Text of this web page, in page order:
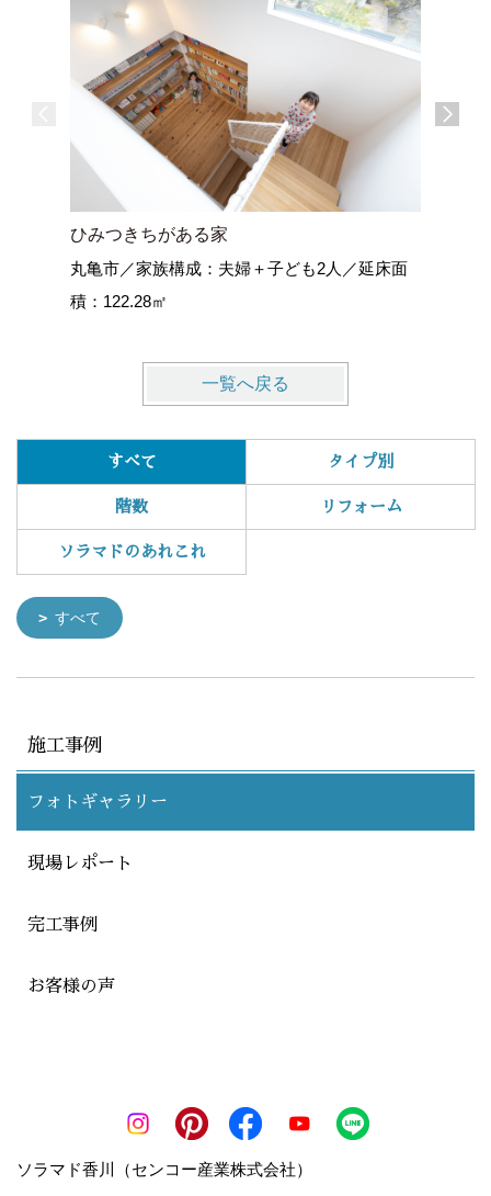
ひみつきちがある家
丸亀市／家族構成：夫婦＋子ども2人／延床面
積：122.28㎡
一覧へ戻る
すべて タイプ別
階数 リフォーム
ソラマドのあれこれ
すべて
施工事例
フォトギャラリー
現場レポート
完工事例
お客様の声
ソラマド香川（センコー産業株式会社）